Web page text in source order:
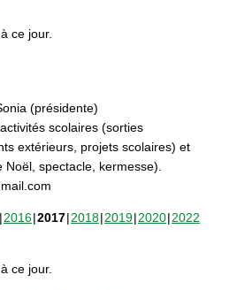
ce jour.
(présidente)
scolaires (sorties
extérieurs, projets scolaires) et
spectacle, kermesse).
2016 2017 2018 2019 2020 2022
ce jour.